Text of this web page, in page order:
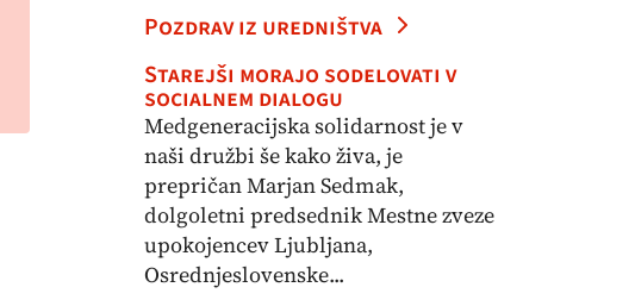
Pozdrav iz uredništva
Starejši morajo sodelovati v
socialnem dialogu
Medgeneracijska solidarnost je v
naši družbi še kako živa, je
prepričan Marjan Sedmak,
dolgoletni predsednik Mestne zveze
upokojencev Ljubljana,
Osrednjeslovenske...